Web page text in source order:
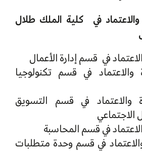
في كلية الملك طلال
في قسم إدارة الأعمال
والاعتماد في قسم تكنولوجيا
والاعتماد في قسم التسويق
الاجتماعي
في قسم المحاسبة
في قسم وحدة متطلبات